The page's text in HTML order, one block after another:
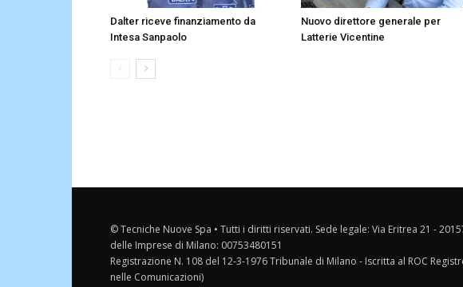
Dalter riceve finanziamento da
Intesa Sanpaolo
Nuovo direttore generale per
Latterie Vicentine
© Tecniche Nuove Spa • Tutti i diritti riservati. Sede legale: Via Eritrea 21 -
delle Imprese di Milano: 00753480151
Registrazione N. 108 del 12-3-1976 Tribunale di Milano - Iscritta al ROC
nelle Comunicazioni)